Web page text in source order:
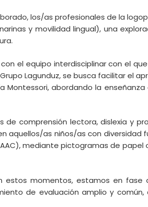
los/as profesionales de la
y movilidad lingual), una
el equipo interdisciplinar con el
Lagunduz, se busca facilitar el
abordando la
de comprensión lectora, dislexia y
aquellos/as niños/as con diversidad
mediante pictogramas de
momentos, estamos en fase
de evaluación amplio y